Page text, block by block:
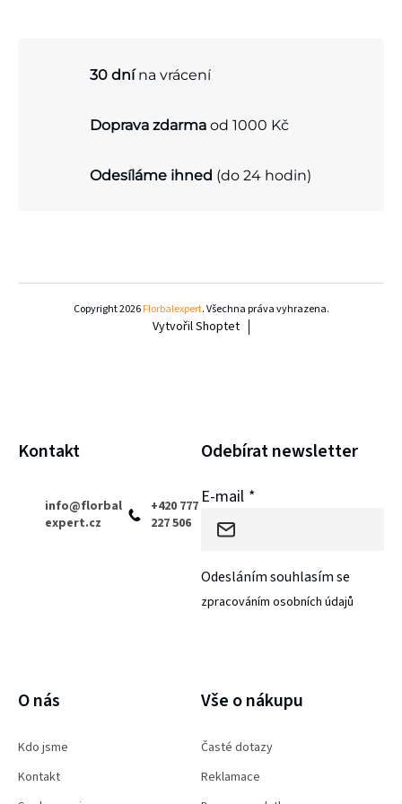
a
c
p
y
v
u
30 dnína vrácení
Doprava zdarma od 1000 Kč
Odesíláme ihned (do 24 hodin)
Kontakt
info@florbal
expert.cz
+420 777
227 506
Odebírat newsletter
E-mail
Odesláním souhlasím se
zpracováním osobních údajů
O nás
Kdo jsme
Kontakt
Vše o nákupu
Časté dotazy
Reklamace
Vytvořil Shoptet
Copyright 2026Florbalexpert. Všechna práva vyhrazena.